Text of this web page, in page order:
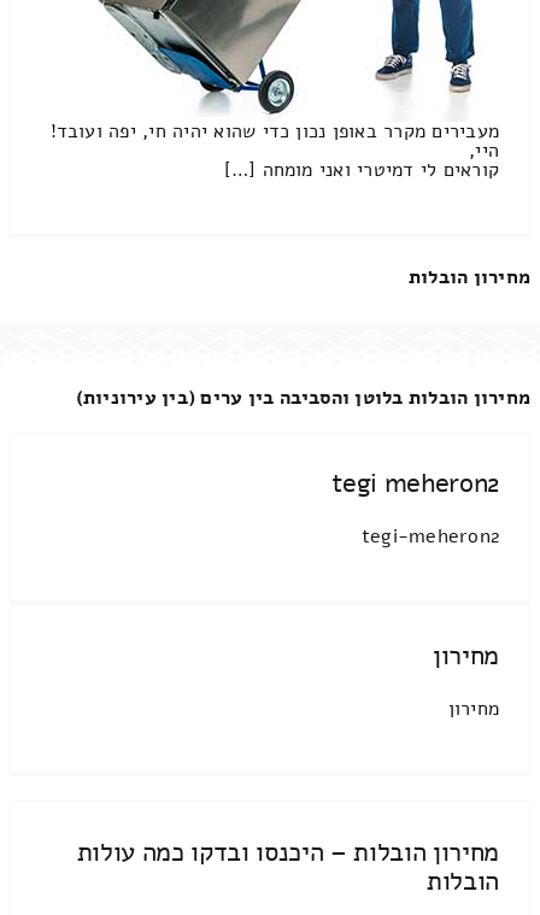
מעבירים מקרר באופן נכון כדי שהוא יהיה חי, יפה ועובד!
היי,
קוראים לי דמיטרי ואני מומחה […]
מחירון הובלות
מחירון הובלות בלוטן והסביבה בין ערים (בין עירוניות)
tegi meheron2
tegi-meheron2
מחירון
מחירון
מחירון הובלות – היכנסו ובדקו כמה עולות
הובלות